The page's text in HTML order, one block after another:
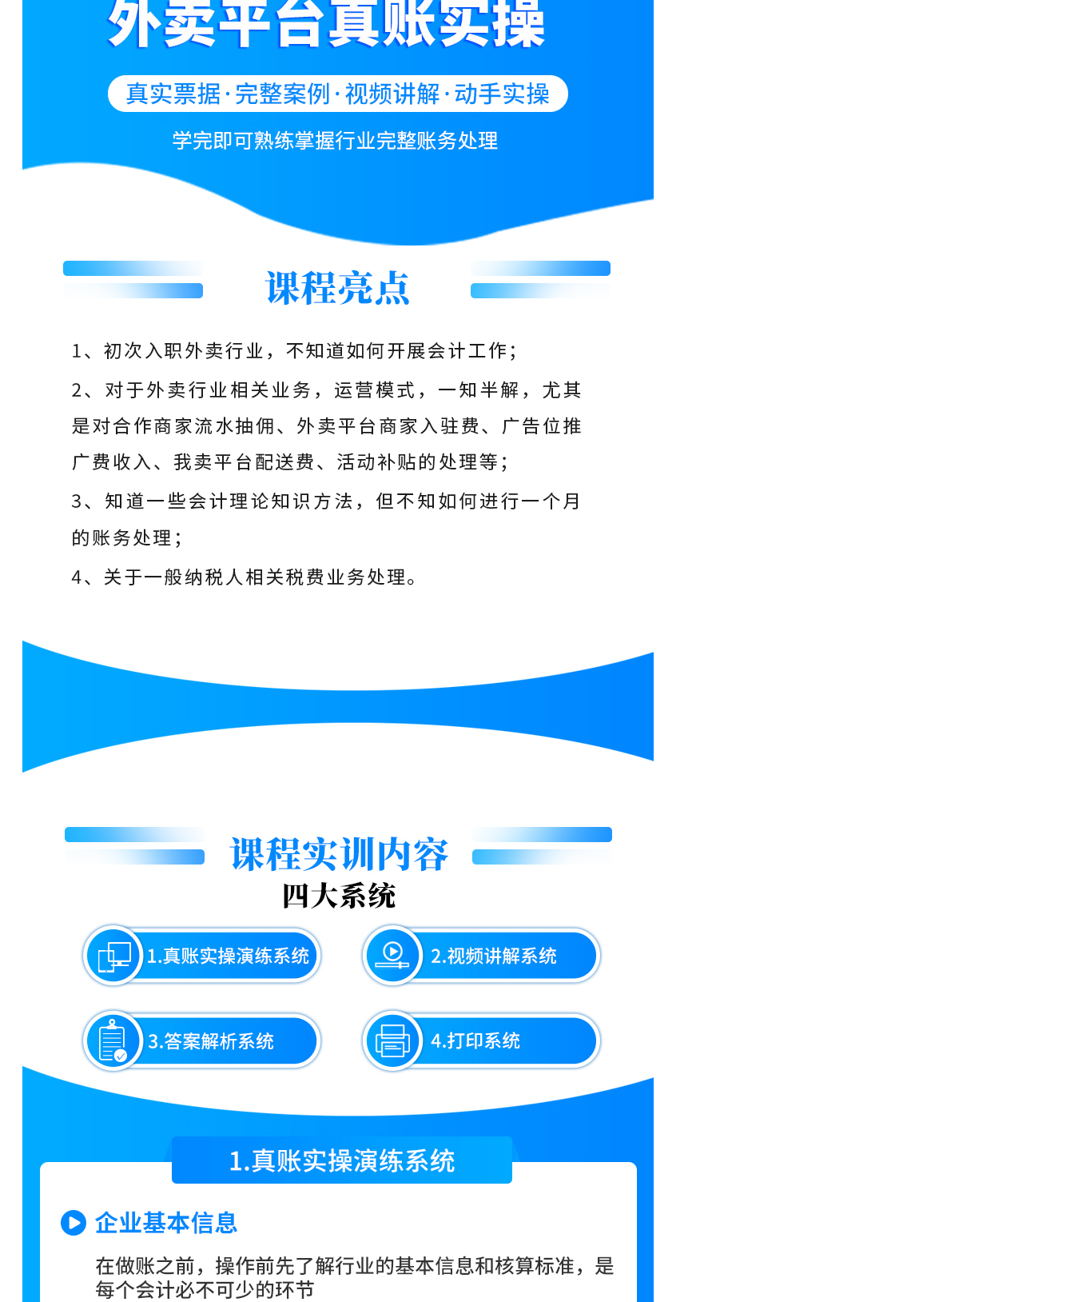
180****5313 刚刚购买了该课程
185****4137 刚刚购买了该课程
150****6275 刚刚购买了该课程